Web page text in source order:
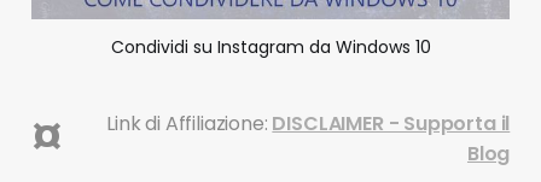
Condividi su Instagram da Windows 10
¤ Link di Affiliazione: DISCLAIMER - Supporta il
Blog